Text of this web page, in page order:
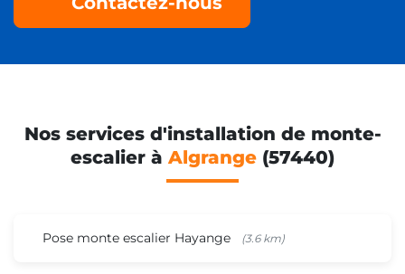
Nos services d'installation de monte-
escalier à Algrange (57440)
Pose monte escalier Hayange (3.6 km)